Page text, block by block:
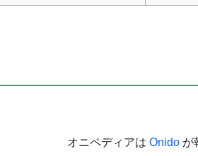
オニペディアは Onidoが